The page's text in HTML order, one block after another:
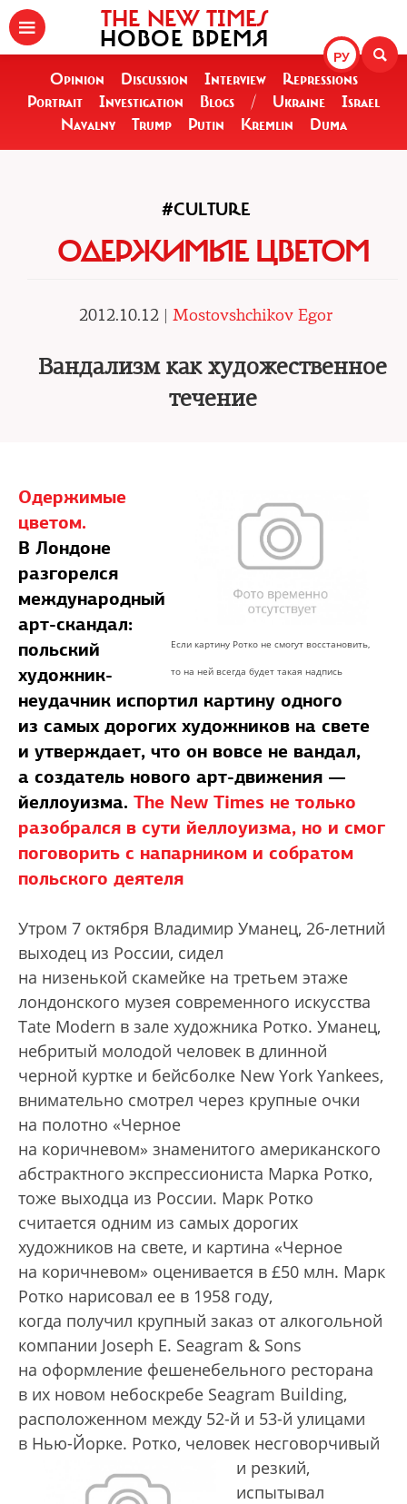
РУ
THE NEW TIMES
НОВОЕ ВРЕМЯ
Opinion Discussion Interview
Repressions
Portrait
Investigation Blogs / Ukraine
Israel
Navalny
Trump Putin Kremlin Duma
#CULTURE
ОДЕРЖИМЫЕ ЦВЕТОМ
2012.10.12 | Mostovshchikov Egor
Вандализм как художественное
течение
Если картину Ротко не смогут восстановить,
то на ней всегда будет такая надпись
Одержимые
цветом.
В Лондоне
разгорелся
международный
арт-скандал:
польский
художник-
неудачник испортил картину одного
из самых дорогих художников на свете
и утверждает, что он вовсе не вандал,
а создатель нового арт-движения —
йеллоуизма. The New Times не только
разобрался в сути йеллоуизма, но и смог
поговорить с напарником и собратом
польского деятеля
Утром 7 октября Владимир Уманец, 26-летний
выходец из России, сидел
на низенькой скамейке на третьем этаже
лондонского музея современного искусства
Tate Modern в зале художника Ротко. Уманец,
небритый молодой человек в длинной
черной куртке и бейсболке New York Yankees,
внимательно смотрел через крупные очки
на полотно «Черное
на коричневом» знаменитого американского
абстрактного экспрессиониста Марка Ротко,
тоже выходца из России. Марк Ротко
считается одним из самых дорогих
художников на свете, и картина «Черное
на коричневом» оценивается в £50 млн. Марк
Ротко нарисовал ее в 1958 году,
когда получил крупный заказ от алкогольной
компании Joseph E. Seagram & Sons
на оформление фешенебельного ресторана
в их новом небоскребе Seagram Building,
расположенном между 52-й и 53-й улицами
в Нью-Йорке. Ротко, человек несговорчивый
и резкий,
испытывал